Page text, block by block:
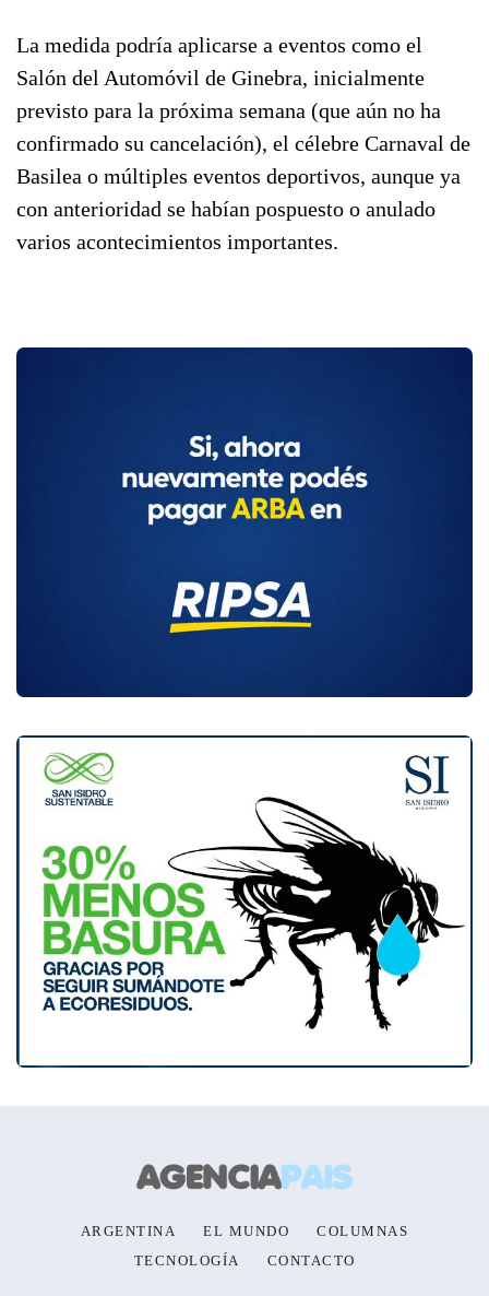
La medida podría aplicarse a eventos como el
Salón del Automóvil de Ginebra, inicialmente
previsto para la próxima semana (que aún no ha
confirmado su cancelación), el célebre Carnaval de
Basilea o múltiples eventos deportivos, aunque ya
con anterioridad se habían pospuesto o anulado
varios acontecimientos importantes.
ARGENTINA EL MUNDO
COLUMNAS
TECNOLOGÍA
CONTACTO